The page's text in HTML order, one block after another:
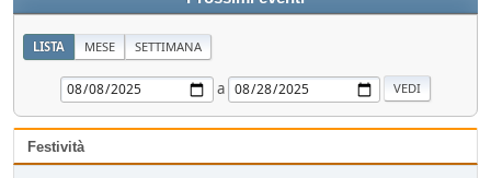
LISTA MESE SETTIMANA
a
Festività